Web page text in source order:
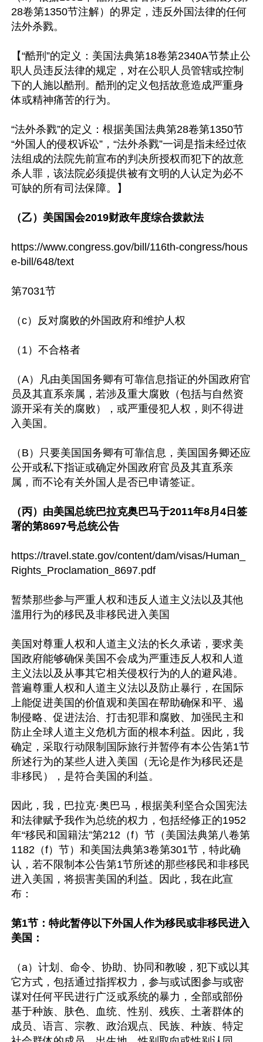
28卷第1350节注解）的界定，违反外国法律的任何
法外杀戮。
【“酷刑”的定义：美国法典第18卷第2340A节禁止公
职人员违反法律的规定，对在公职人员管辖或控制
下的人施以酷刑。酷刑的定义包括故意造成严重身
体或精神痛苦的行为。
“法外杀戮”的定义：根据美国法典第28卷第1350节
“外国人的侵权诉讼”，“法外杀戮”一词是指未经过依
法组成的法院先前宣布的判决所授权而犯下的故意
杀人罪，该法院必须提供被有文明的人认定为必不
可缺的所有司法保障。】
（乙）美国国会2019财政年度综合拨款法
https://www.congress.gov/bill/116th-congress/hous
e-bill/648/text
第7031节
（c）反对腐败的外国政府和维护人权
（1）不合格者
（A）凡由美国国务卿有可靠信息指证的外国政府官
员及其直系亲属，若涉及重大腐败（包括与自然资
源开采有关的腐败），或严重侵犯人权，则不得进
入美国。
（B）只要美国国务卿有可靠信息，美国国务卿还应
公开或私下指证或确定外国政府官员及其直系亲
属，而不论有关外国人是否已申请签证。
（丙）由美国总统巴拉克奥巴马于2011年8月4日签
署的第8697号总统公告
https://travel.state.gov/content/dam/visas/Human_
Rights_Proclamation_8697.pdf
暂禁那些参与严重人权和违反人道主义法以及其他
滥用行为的移民及非移民进入美国
美国对尊重人权和人道主义法的长久承诺，要求美
国政府能够确保美国不会成为严重违反人权和人道
主义法以及从事其它相关侵权行为的人的避风港。
普遍尊重人权和人道主义法以及防止暴行，在国际
上能促进美国的价值观和美国在帮助确保和平、遏
制侵略、促进法治、打击犯罪和腐败、加强民主和
防止全球人道主义危机方面的根本利益。因此，我
确定，采取行动限制国际旅行并暂停有本公告第1节
所述行为的某些人进入美国（无论是作为移民还是
非移民），是符合美国的利益。
因此，我，巴拉克·奥巴马，根据美利坚合众国宪法
和法律赋予我作为总统的权力，包括经修正的1952
年“移民和国籍法”第212（f）节（美国法典第八卷第
1182（f）节）和美国法典第3卷第301节，特此确
认，若不限制本公告第1节所述的那些移民和非移民
进入美国，将损害美国的利益。因此，我在此宣
布：
第1节：特此暂停以下外国人作为移民或非移民进入
美国：
（a）计划、命令、协助、协同和教唆，犯下或以其
它方式，包括通过指挥权力，参与或试图参与或密
谋对任何平民进行广泛或系统的暴力，全部或部份
基于种族、肤色、血统、性别、残疾、土著群体的
成员、语言、宗教、政治观点、民族、种族、特定